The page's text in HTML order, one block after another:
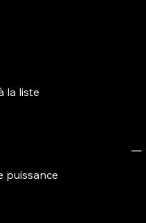
la liste
puissance